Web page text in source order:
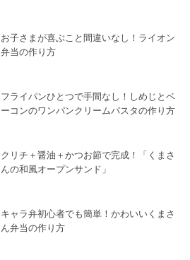
お子さまが喜ぶこと間違いなし！ライオン
弁当の作り方
フライパンひとつで手間なし！しめじとベ
ーコンのワンパンクリームパスタの作り方
クリチ＋醤油＋かつお節で完成！「くまさ
んの和風オープンサンド」
キャラ弁初心者でも簡単！かわいいくまさ
ん弁当の作り方